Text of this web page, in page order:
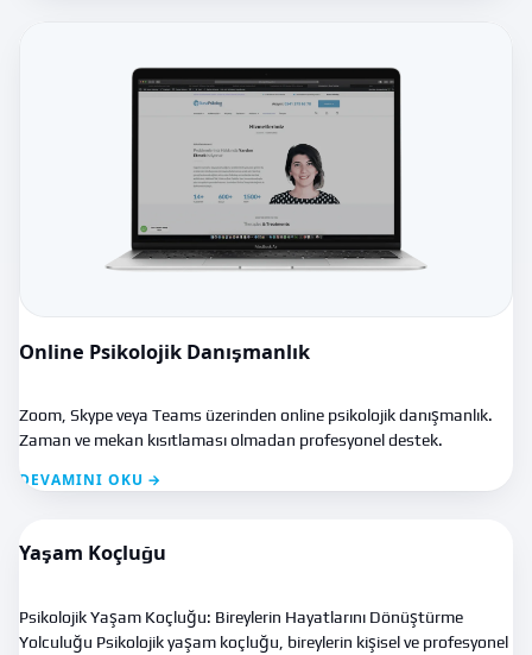
Online Psikolojik Danışmanlık
Zoom, Skype veya Teams üzerinden online psikolojik danışmanlık.
Zaman ve mekan kısıtlaması olmadan profesyonel destek.
DEVAMINI OKU →
Yaşam Koçluğu
Psikolojik Yaşam Koçluğu: Bireylerin Hayatlarını Dönüştürme
Yolculuğu Psikolojik yaşam koçluğu, bireylerin kişisel ve profesyonel